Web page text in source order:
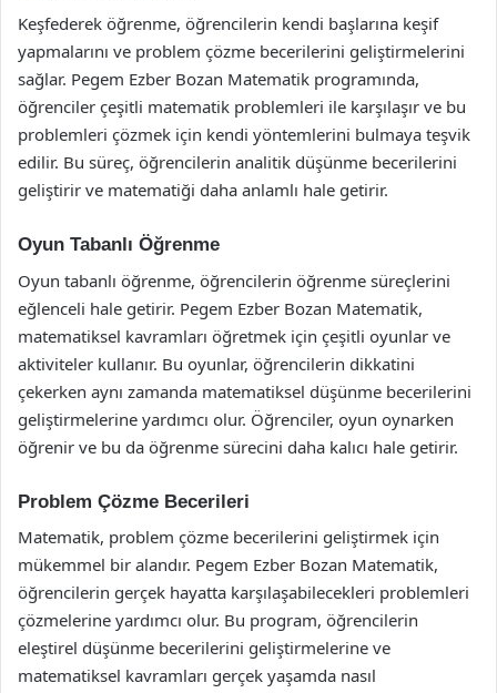
Keşfederek öğrenme, öğrencilerin kendi başlarına keşif
yapmalarını ve problem çözme becerilerini geliştirmelerini
sağlar. Pegem Ezber Bozan Matematik programında,
öğrenciler çeşitli matematik problemleri ile karşılaşır ve bu
problemleri çözmek için kendi yöntemlerini bulmaya teşvik
edilir. Bu süreç, öğrencilerin analitik düşünme becerilerini
geliştirir ve matematiği daha anlamlı hale getirir.
Oyun Tabanlı Öğrenme
Oyun tabanlı öğrenme, öğrencilerin öğrenme süreçlerini
eğlenceli hale getirir. Pegem Ezber Bozan Matematik,
matematiksel kavramları öğretmek için çeşitli oyunlar ve
aktiviteler kullanır. Bu oyunlar, öğrencilerin dikkatini
çekerken aynı zamanda matematiksel düşünme becerilerini
geliştirmelerine yardımcı olur. Öğrenciler, oyun oynarken
öğrenir ve bu da öğrenme sürecini daha kalıcı hale getirir.
Problem Çözme Becerileri
Matematik, problem çözme becerilerini geliştirmek için
mükemmel bir alandır. Pegem Ezber Bozan Matematik,
öğrencilerin gerçek hayatta karşılaşabilecekleri problemleri
çözmelerine yardımcı olur. Bu program, öğrencilerin
eleştirel düşünme becerilerini geliştirmelerine ve
matematiksel kavramları gerçek yaşamda nasıl